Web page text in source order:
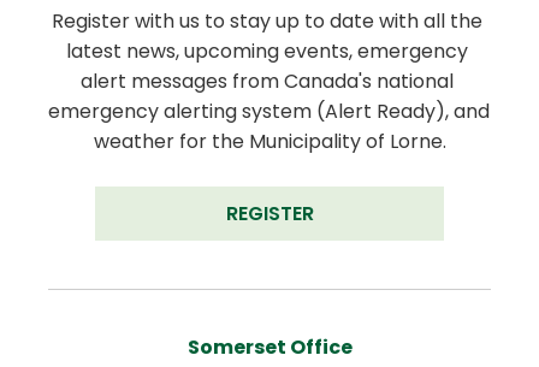
Register with us to stay up to date with all the
latest news, upcoming events, emergency
alert messages from Canada's national
emergency alerting system (Alert Ready), and
weather for the Municipality of Lorne.
REGISTER
Somerset Office